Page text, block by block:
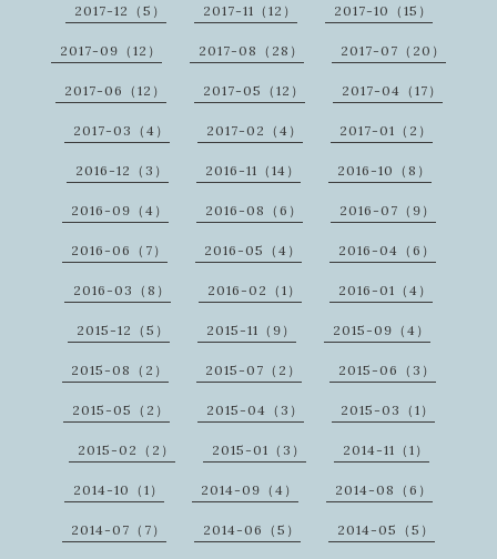
2017-12（5） 2017-11（12） 2017-10（15）
2017-09（12） 2017-08（28） 2017-07（20）
2017-06（12） 2017-05（12） 2017-04（17）
2017-03（4） 2017-02（4） 2017-01（2）
2016-12（3） 2016-11（14） 2016-10（8）
2016-09（4） 2016-08（6） 2016-07（9）
2016-06（7） 2016-05（4） 2016-04（6）
2016-03（8） 2016-02（1） 2016-01（4）
2015-12（5） 2015-11（9） 2015-09（4）
2015-08（2） 2015-07（2） 2015-06（3）
2015-05（2） 2015-04（3） 2015-03（1）
2015-02（2） 2015-01（3） 2014-11（1）
2014-10（1） 2014-09（4） 2014-08（6）
2014-07（7） 2014-06（5） 2014-05（5）